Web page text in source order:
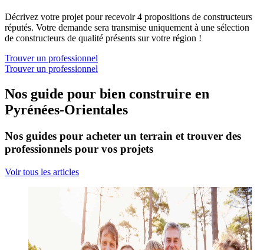
Décrivez votre projet pour recevoir 4 propositions de constructeurs
réputés. Votre demande sera transmise uniquement à une sélection
de constructeurs de qualité présents sur votre région !
Trouver un professionnel
Trouver un professionnel
Nos guide pour bien construire en
Pyrénées-Orientales
Nos guides pour acheter un terrain et trouver des
professionnels pour vos projets
Voir tous les articles